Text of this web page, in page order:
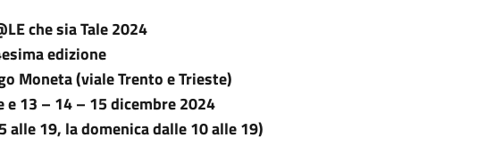
che sia Tale 2024
edizione
Moneta (viale Trento e Trieste)
e 13 – 14 – 15 dicembre 2024
alle 19, la domenica dalle 10 alle 19)